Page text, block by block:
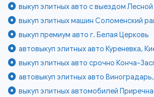
выкуп элитных авто с выездом
выкуп элитных машин Соломенский
выкуп премиум авто г. Белая Церковь
автовыкуп элитных авто Куреневка,
выкуп элитных авто срочно Конча-
автовыкуп элитных авто
выкуп элитных автомобилей